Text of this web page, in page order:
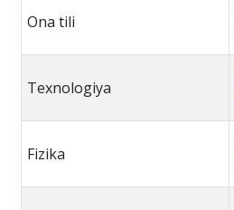
Ona tili
Texnologiya
Fizika